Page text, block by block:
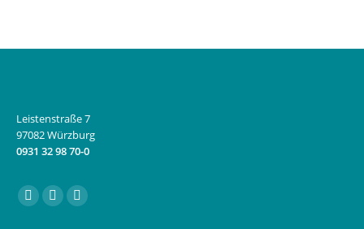
Leistenstraße 7
97082 Würzburg
0931 32 98 70-0
Finden Sie uns auf:
FacebookInstagram
E-